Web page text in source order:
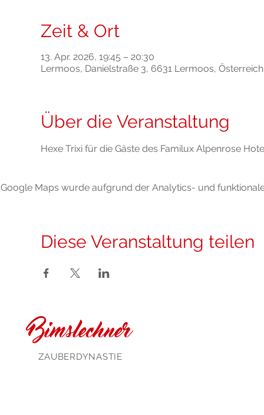
Zeit & Ort
13. Apr. 2026, 19:45 – 20:30
Lermoos, Danielstraße 3, 6631 Lermoos, Österreich
Über die Veranstaltung
Hexe Trixi für die Gäste des Familux Alpenrose
Google Maps wurde aufgrund der Analytics- und
Diese Veranstaltung teilen
Bimslechner
ZAUBERDYNASTIE